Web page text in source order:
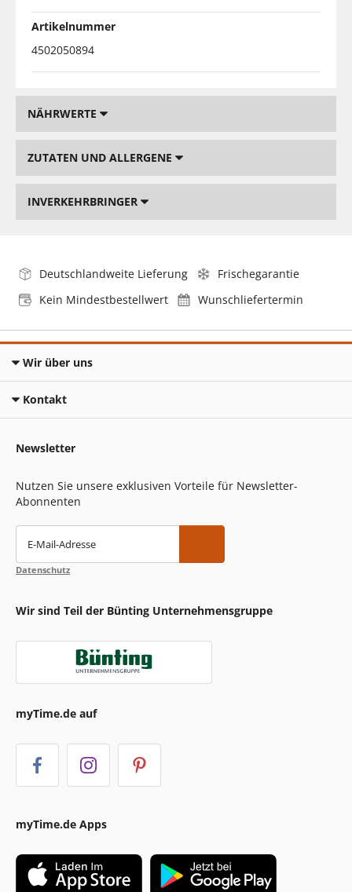
Artikelnummer
4502050894
NÄHRWERTE
ZUTATEN UND ALLERGENE
INVERKEHRBRINGER
Deutschlandweite Lieferung
Frischegarantie
Kein Mindestbestellwert
Wunschliefertermin
Wir über uns
Kontakt
Newsletter
Nutzen Sie unsere exklusiven Vorteile für Newsletter-
Abonnenten
E-Mail-Adresse
Datenschutz
Wir sind Teil der Bünting Unternehmensgruppe
myTime.de auf
myTime.de Apps